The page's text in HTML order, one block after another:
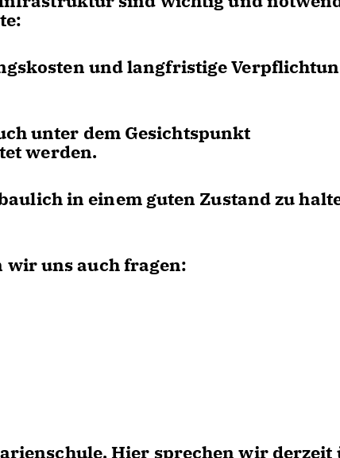
und langfristige
unter dem Gesichtspunkt
werden.
in einem guten Zustand zu
wir uns auch fragen:
Hier sprechen wir derzeit